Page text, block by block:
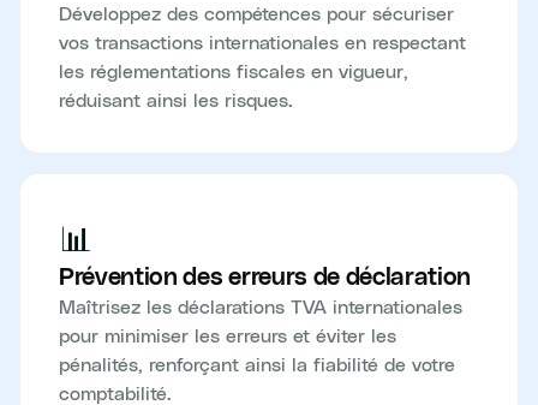
Développez des compétences pour sécuriser
vos transactions internationales en respectant
les réglementations fiscales en vigueur,
réduisant ainsi les risques.
📊
Prévention des erreurs de déclaration
Maîtrisez les déclarations TVA internationales
pour minimiser les erreurs et éviter les
pénalités, renforçant ainsi la fiabilité de votre
comptabilité.